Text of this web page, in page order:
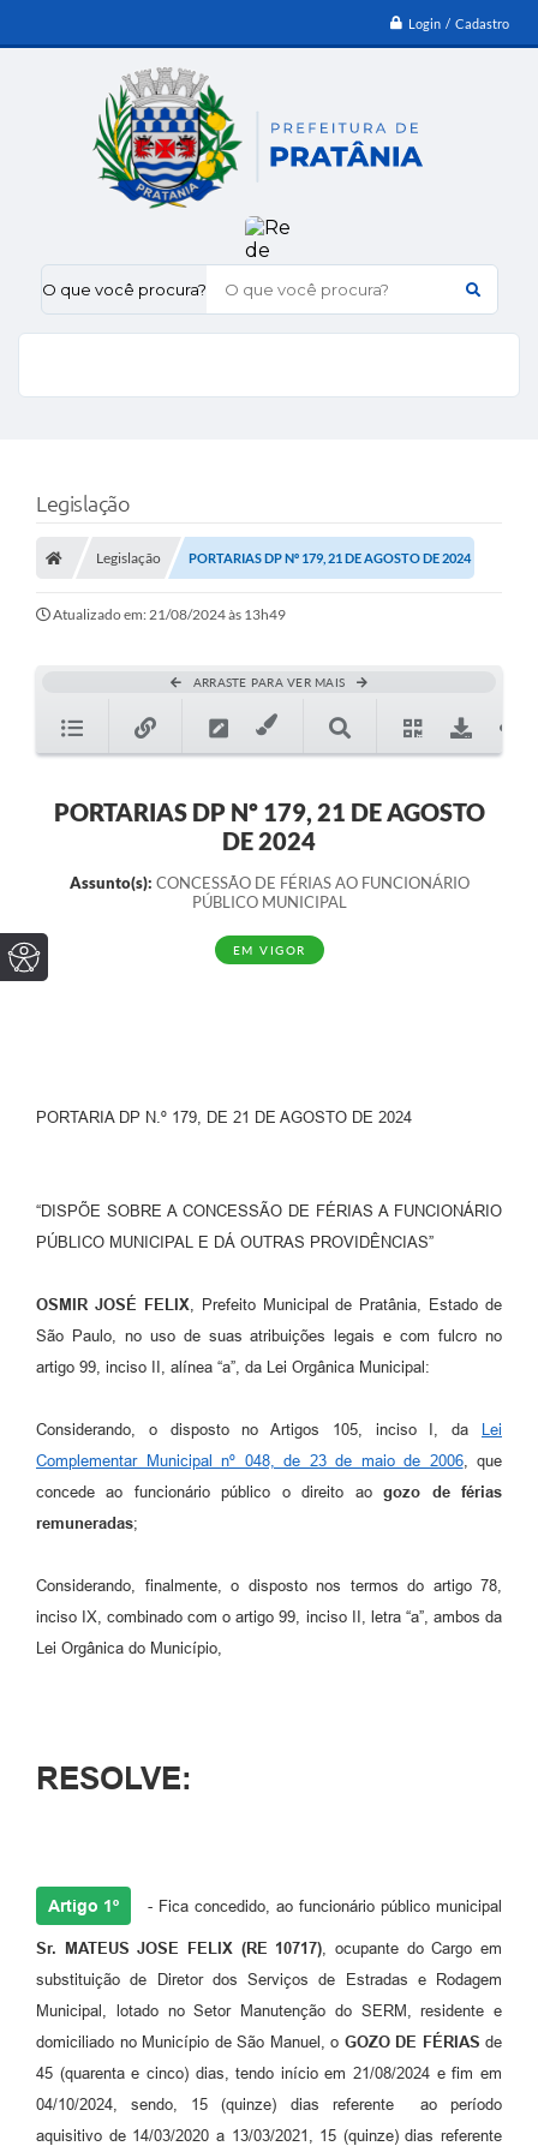
Login / Cadastro
O que você procura?
Legislação
Legislação PORTARIAS DP Nº 179, 21 DE AGOSTO DE 2024
Atualizado em: 21/08/2024 às 13h49
ARRASTE PARA VER MAIS
PORTARIAS DP Nº 179, 21 DE AGOSTO
DE 2024
Assunto(s): CONCESSÃO DE FÉRIAS AO FUNCIONÁRIO
PÚBLICO MUNICIPAL
EM VIGOR
PORTARIA DP N.º 179, DE 21 DE AGOSTO DE 2024
“DISPÕE SOBRE A CONCESSÃO DE FÉRIAS A FUNCIONÁRIO
PÚBLICO MUNICIPAL E DÁ OUTRAS PROVIDÊNCIAS”
OSMIR JOSÉ FELIX , Prefeito Municipal de Pratânia, Estado de
São Paulo, no uso de suas atribuições legais e com fulcro no
artigo 99, inciso II, alínea “a”, da Lei Orgânica Municipal:
Considerando, o disposto no Artigos 105, inciso I, da Lei
Complementar Municipal nº 048, de 23 de maio de 2006, que
concede ao funcionário público o direito aogozo de férias
remuneradas;
Considerando, finalmente, o disposto nos termos do artigo 78,
inciso IX, combinado com o artigo 99, inciso II, letra “a”, ambos da
Lei Orgânica do Município,
RESOLVE:
Artigo 1º - Fica concedido, ao funcionário público municipal
Sr. MATEUS JOSE FELIX (RE 10717), ocupante do Cargo em
substituição de Diretor dos Serviços de Estradas e Rodagem
Municipal, lotado no Setor Manutenção do SERM, residente e
domiciliado no Município de São Manuel, o GOZO DE FÉRIAS de
45 (quarenta e cinco) dias, tendo início em 21/08/2024 e fim em
04/10/2024, sendo, 15 (quinze) dias referente ao período
aquisitivo de 14/03/2020 a 13/03/2021, 15 (quinze) dias referente